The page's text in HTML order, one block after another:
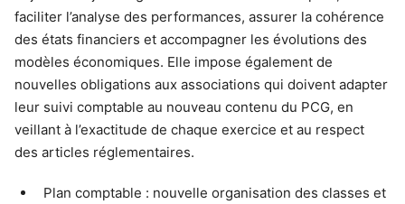
faciliter l’analyse des performances, assurer la cohérence
des états financiers et accompagner les évolutions des
modèles économiques. Elle impose également de
nouvelles obligations aux associations qui doivent adapter
leur suivi comptable au nouveau contenu du PCG, en
veillant à l’exactitude de chaque exercice et au respect
des articles réglementaires.
Plan comptable : nouvelle organisation des classes et